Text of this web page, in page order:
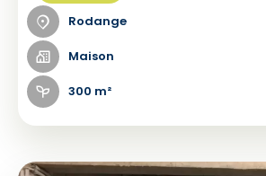
Rodange
Maison
300 m²